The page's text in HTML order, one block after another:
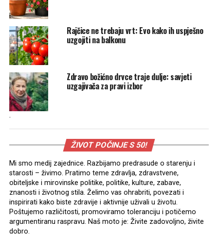
Rajčice ne trebaju vrt: Evo kako ih uspješno
uzgojiti na balkonu
Zdravo božićno drvce traje dulje: savjeti
uzgajivača za pravi izbor
.
ŽIVOT POČINJE S 50!
Mi smo medij zajednice. Razbijamo predrasude o starenju i
starosti – živimo. Pratimo teme zdravlja, zdravstvene,
obiteljske i mirovinske politike, politike, kulture, zabave,
znanosti i životnog stila. Želimo vas ohrabriti, povezati i
inspirirati kako biste zdravije i aktivnije uživali u životu.
Poštujemo različitosti, promoviramo toleranciju i potičemo
argumentiranu raspravu. Naš moto je: Živite zadovoljno, živite
dobro.